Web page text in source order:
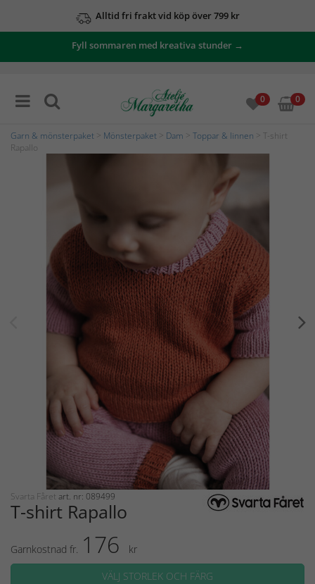
Alltid fri frakt vid köp över 799 kr
Fyll sommaren med kreativa stunder →
0 0
Garn & mönsterpaket Mönsterpaket Dam Toppar & linnen > T-shirt
Rapallo
Svarta Fåret art. nr: 089499
T-shirt Rapallo
Garnkostnad fr. 176
kr
VÄLJ STORLEK OCH FÄRG